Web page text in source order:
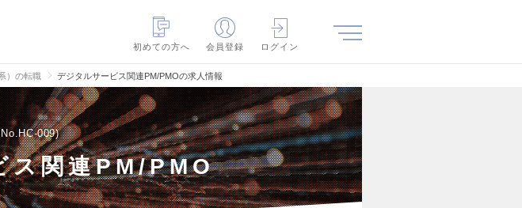
初めての方へ
会員登録 ログイン
）の転職 デジタルサービス関連PM/PMOの求人情報
009
ス関連PM/PMO